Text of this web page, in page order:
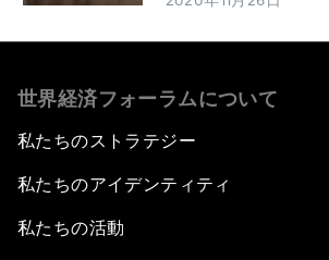
世界経済フォーラムについて
私たちのストラテジー
私たちのアイデンティティ
私たちの活動